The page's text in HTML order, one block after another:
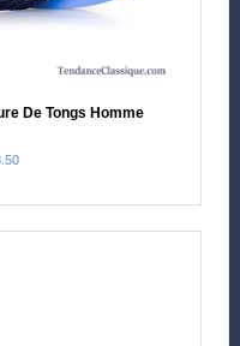
De Tongs Homme